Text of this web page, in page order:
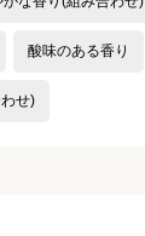
酸味のある香り
せ)